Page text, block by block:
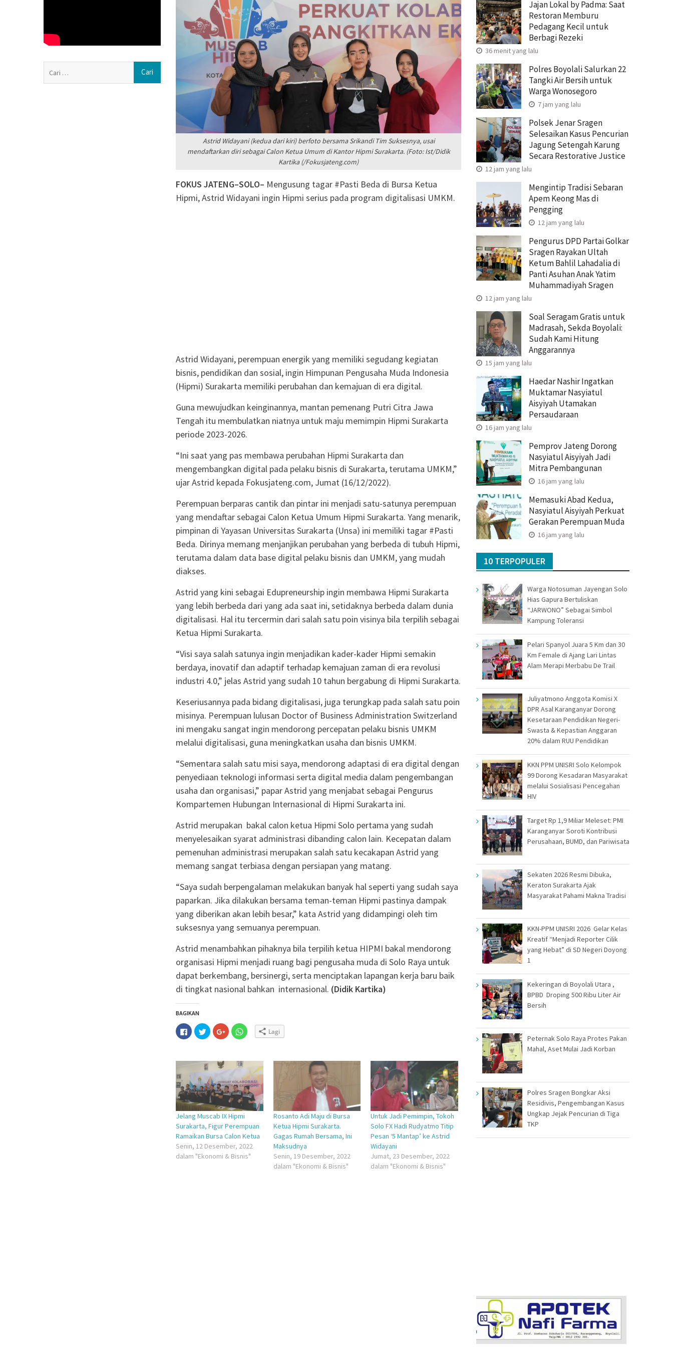
Pencurian Jagung Setengah Karung
Secara Restorative Justice
Mengintip Tradisi Sebaran Apem Keong
Mas di Pengging
Pengurus DPD Partai Golkar Sragen
Rayakan Ultah Ketum Bahlil Lahadalia
di Panti Asuhan Anak Yatim
Muhammadiyah Sragen
Astrid Widayani (kedua dari kiri) berfoto bersama Srikandi Tim Suksesnya, usai
mendaftarkan diri sebagai Calon Ketua Umum di Kantor Hipmi Surakarta. (Foto: Ist/Didik
Kartika (/Fokusjateng.com)
FOKUS JATENG–SOLO– Mengusung tagar #Pasti Beda di Bursa Ketua
Hipmi, Astrid Widayani ingin Hipmi serius pada program digitalisasi UMKM.
Astrid Widayani, perempuan energik yang memiliki segudang kegiatan
bisnis, pendidikan dan sosial, ingin Himpunan Pengusaha Muda Indonesia
(Hipmi) Surakarta memiliki perubahan dan kemajuan di era digital.
Guna mewujudkan keinginannya, mantan pemenang Putri Citra Jawa
Tengah itu membulatkan niatnya untuk maju memimpin Hipmi Surakarta
periode 2023-2026.
“Ini saat yang pas membawa perubahan Hipmi Surakarta dan
mengembangkan digital pada pelaku bisnis di Surakarta, terutama UMKM,”
ujar Astrid kepada Fokusjateng.com, Jumat (16/12/2022).
Perempuan berparas cantik dan pintar ini menjadi satu-satunya perempuan
yang mendaftar sebagai Calon Ketua Umum Hipmi Surakarta. Yang menarik,
pimpinan di Yayasan Universitas Surakarta (Unsa) ini memiliki tagar #Pasti
Beda. Dirinya memang menjanjikan perubahan yang berbeda di tubuh Hipmi,
terutama dalam data base digital pelaku bisnis dan UMKM, yang mudah
diakses.
Astrid yang kini sebagai Edupreneurship ingin membawa Hipmi Surakarta
yang lebih berbeda dari yang ada saat ini, setidaknya berbeda dalam dunia
digitalisasi. Hal itu tercermin dari salah satu poin visinya bila terpilih sebagai
Ketua Hipmi Surakarta.
“Visi saya salah satunya ingin menjadikan kader-kader Hipmi semakin
berdaya, inovatif dan adaptif terhadap kemajuan zaman di era revolusi
industri 4.0,” jelas Astrid yang sudah 10 tahun bergabung di Hipmi Surakarta.
Keseriusannya pada bidang digitalisasi, juga terungkap pada salah satu poin
misinya. Perempuan lulusan Doctor of Business Administration Switzerland
ini mengaku sangat ingin mendorong percepatan pelaku bisnis UMKM
melalui digitalisasi, guna meningkatkan usaha dan bisnis UMKM.
“Sementara salah satu misi saya, mendorong adaptasi di era digital dengan
penyediaan teknologi informasi serta digital media dalam pengembangan
usaha dan organisasi,” papar Astrid yang menjabat sebagai Pengurus
Kompartemen Hubungan Internasional di Hipmi Surakarta ini.
Astrid merupakan bakal calon ketua Hipmi Solo pertama yang sudah
menyelesaikan syarat administrasi dibanding calon lain. Kecepatan dalam
pemenuhan administrasi merupakan salah satu kecakapan Astrid yang
memang sangat terbiasa dengan persiapan yang matang.
“Saya sudah berpengalaman melakukan banyak hal seperti yang sudah saya
paparkan. Jika dilakukan bersama teman-teman Hipmi pastinya dampak
yang diberikan akan lebih besar,” kata Astrid yang didampingi oleh tim
suksesnya yang semuanya perempuan.
Astrid menambahkan pihaknya bila terpilih ketua HIPMI bakal mendorong
organisasi Hipmi menjadi ruang bagi pengusaha muda di Solo Raya untuk
dapat berkembang, bersinergi, serta menciptakan lapangan kerja baru baik
di tingkat nasional bahkan internasional. (Didik Kartika)
BAGIKAN
Klik
untuk
membagikan
di
jendela
yang
baru)
Klik
untuk
berbagi
di
jendela
yang
baru)
Klik
untuk
berbagi
(Membuka
jendela
yang
baru)
Klik
untuk
di
jendela
yang
baru)
Lagi
Jelang Muscab IX Hipmi
Surakarta, Figur Perempuan
Ramaikan Bursa Calon Ketua
Senin, 12 Desember, 2022
dalam "Ekonomi & Bisnis"
Rosanto Adi Maju di Bursa
Ketua Hipmi Surakarta.
Gagas Rumah Bersama, Ini
Maksudnya
Senin, 19 Desember, 2022
dalam "Ekonomi & Bisnis"
Untuk Jadi Pemimpin, Tokoh
Solo FX Hadi Rudyatmo Titip
Pesan ‘5 Mantap’ ke Astrid
Widayani
Jumat, 23 Desember, 2022
dalam "Ekonomi & Bisnis"
Jajan Lokal by Padma: Saat
Restoran Memburu
Pedagang Kecil untuk
Berbagi Rezeki
36 menit yang lalu
Polres Boyolali Salurkan 22
Tangki Air Bersih untuk
Warga Wonosegoro
7 jam yang lalu
Polsek Jenar Sragen
Selesaikan Kasus Pencurian
Jagung Setengah Karung
Secara Restorative Justice
12 jam yang lalu
Mengintip Tradisi Sebaran
Apem Keong Mas di
Pengging
12 jam yang lalu
Pengurus DPD Partai Golkar
Sragen Rayakan Ultah
Ketum Bahlil Lahadalia di
Panti Asuhan Anak Yatim
Muhammadiyah Sragen
12 jam yang lalu
Soal Seragam Gratis untuk
Madrasah, Sekda Boyolali:
Sudah Kami Hitung
Anggarannya
15 jam yang lalu
Haedar Nashir Ingatkan
Muktamar Nasyiatul
Aisyiyah Utamakan
Persaudaraan
16 jam yang lalu
Pemprov Jateng Dorong
Nasyiatul Aisyiyah Jadi
Mitra Pembangunan
16 jam yang lalu
Memasuki Abad Kedua,
Nasyiatul Aisyiyah Perkuat
Gerakan Perempuan Muda
16 jam yang lalu
10 TERPOPULER
Warga Notosuman Jayengan Solo
Hias Gapura Bertuliskan
“JARWONO” Sebagai Simbol
Kampung Toleransi
Pelari Spanyol Juara 5 Km dan 30
Km Female di Ajang Lari Lintas
Alam Merapi Merbabu De Trail
Juliyatmono Anggota Komisi X
DPR Asal Karanganyar Dorong
Kesetaraan Pendidikan Negeri-
Swasta & Kepastian Anggaran
20% dalam RUU Pendidikan
KKN PPM UNISRI Solo Kelompok
99 Dorong Kesadaran Masyarakat
melalui Sosialisasi Pencegahan
HIV
Target Rp 1,9 Miliar Meleset: PMI
Karanganyar Soroti Kontribusi
Perusahaan, BUMD, dan Pariwisata
Sekaten 2026 Resmi Dibuka,
Keraton Surakarta Ajak
Masyarakat Pahami Makna Tradisi
KKN-PPM UNISRI 2026 Gelar Kelas
Kreatif “Menjadi Reporter Cilik
yang Hebat” di SD Negeri Doyong
1
Kekeringan di Boyolali Utara ,
BPBD Droping 500 Ribu Liter Air
Bersih
Peternak Solo Raya Protes Pakan
Mahal, Aset Mulai Jadi Korban
Polres Sragen Bongkar Aksi
Residivis, Pengembangan Kasus
Ungkap Jejak Pencurian di Tiga
TKP
untuk: